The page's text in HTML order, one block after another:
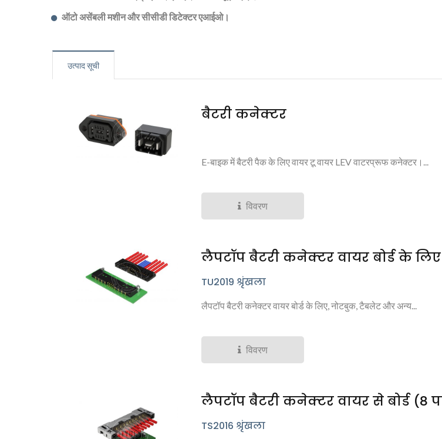
ऑटो असेंबली मशीन और सीसीडी डिटेक्टर एआईओ।
उत्पाद सूची
बैटरी कनेक्टर
E-बाइक में बैटरी पैक के लिए वायर टू वायर LEV वाटरप्रूफ कनेक्टर।...
विवरण
लैपटॉप बैटरी कनेक्टर वायर बोर्ड के लिए
TU2019 श्रृंखला
लैपटॉप बैटरी कनेक्टर वायर बोर्ड के लिए, नोटबुक, टैबलेट और अन्य...
विवरण
लैपटॉप बैटरी कनेक्टर वायर से बोर्ड (8
TS2016 श्रृंखला